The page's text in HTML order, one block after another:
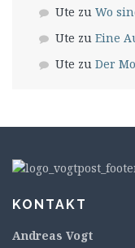
Ute zu Wo
Ute zu Eine
Ute zu Der
KONTAKT
Andreas Vogt